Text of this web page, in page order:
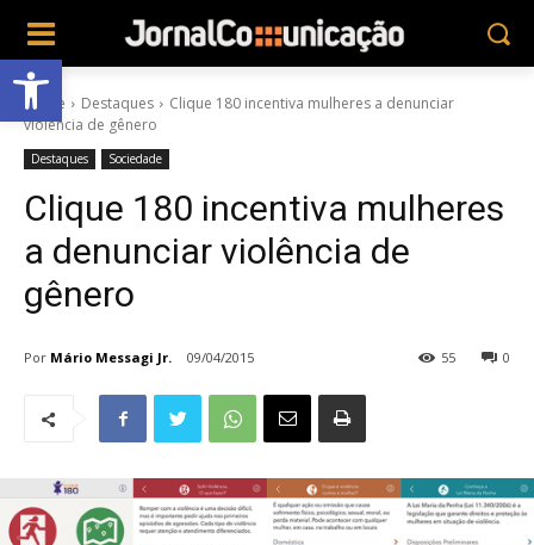
Abrir a barra de ferramentas
Home Destaques
Clique 180 incentiva mulheres a denunciar
violência de gênero
Destaques Sociedade
Clique 180 incentiva mulheres
a denunciar violência de
gênero
Por Mário Messagi Jr. 09/04/2015 0
55